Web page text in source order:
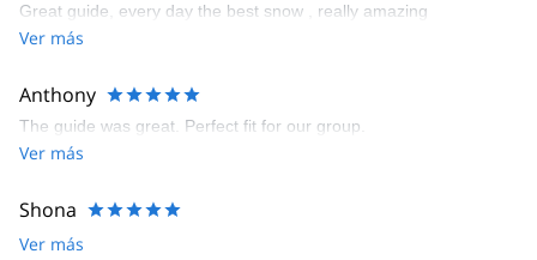
Great guide, every day the best snow , really amazing
Ver más
Anthony
The guide was great. Perfect fit for our group.
Ver más
Shona
Ver más